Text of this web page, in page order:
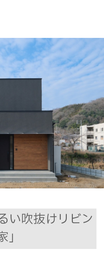
い吹抜けリビン